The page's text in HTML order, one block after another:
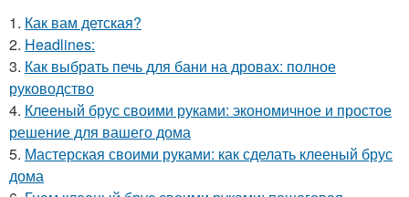
1. Как вам детская?
2. Headlines:
3. Как выбрать печь для бани на дровах: полное
руководство
4. Клееный брус своими руками: экономичное и простое
решение для вашего дома
5. Мастерская своими руками: как сделать клееный брус
дома